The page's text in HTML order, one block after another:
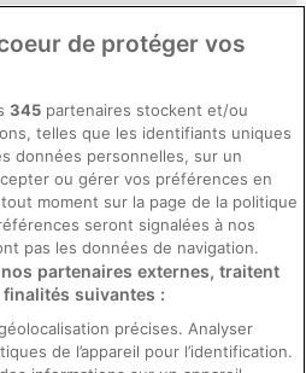
BONUS+ d’ebookers
de contenus
ou de propriété de vacances
de protéger vos
345 partenaires stockent et/ou
telles que les identifiants uniques
données personnelles, sur un
ou gérer vos préférences en
moment sur la page de la politique
seront signalées à nos
pas les données de navigation.
partenaires externes, traitent
suivantes :
précises. Analyser
de l’appareil pour l’identification.